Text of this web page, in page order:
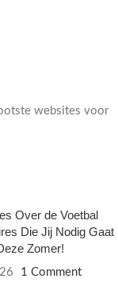
websites voor
Over de Voetbal
Die Jij Nodig Gaat
Zomer!
1 Comment